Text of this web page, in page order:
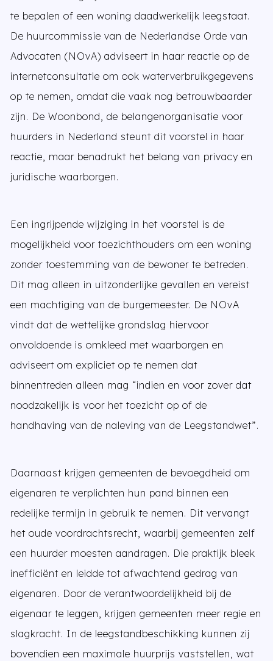
te bepalen of een woning daadwerkelijk leegstaat.
De huurcommissie van de Nederlandse Orde van
Advocaten (NOvA) adviseert in haar reactie op de
internetconsultatie om ook waterverbruikgegevens
op te nemen, omdat die vaak nog betrouwbaarder
zijn. De Woonbond, de belangenorganisatie voor
huurders in Nederland steunt dit voorstel in haar
reactie, maar benadrukt het belang van privacy en
juridische waarborgen.
Een ingrijpende wijziging in het voorstel is de
mogelijkheid voor toezichthouders om een woning
zonder toestemming van de bewoner te betreden.
Dit mag alleen in uitzonderlijke gevallen en vereist
een machtiging van de burgemeester. De NOvA
vindt dat de wettelijke grondslag hiervoor
onvoldoende is omkleed met waarborgen en
adviseert om expliciet op te nemen dat
binnentreden alleen mag “indien en voor zover dat
noodzakelijk is voor het toezicht op of de
handhaving van de naleving van de Leegstandwet”.
Daarnaast krijgen gemeenten de bevoegdheid om
eigenaren te verplichten hun pand binnen een
redelijke termijn in gebruik te nemen. Dit vervangt
het oude voordrachtsrecht, waarbij gemeenten zelf
een huurder moesten aandragen. Die praktijk bleek
inefficiënt en leidde tot afwachtend gedrag van
eigenaren. Door de verantwoordelijkheid bij de
eigenaar te leggen, krijgen gemeenten meer regie en
slagkracht. In de leegstandbeschikking kunnen zij
bovendien een maximale huurprijs vaststellen, wat